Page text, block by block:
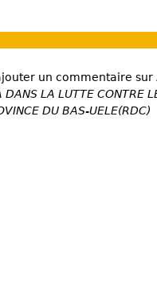
un commentaire sur
DANS LA LUTTE CONTRE
DU BAS-UELE(RDC)